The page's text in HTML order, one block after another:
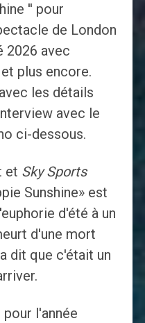
'' pour
de London
2026 avec
plus encore.
les détails
avec le
ci-dessous.
et Sky Sports
Sunshine» est
d'été à un
d'une mort
dit que c'était un
l'année